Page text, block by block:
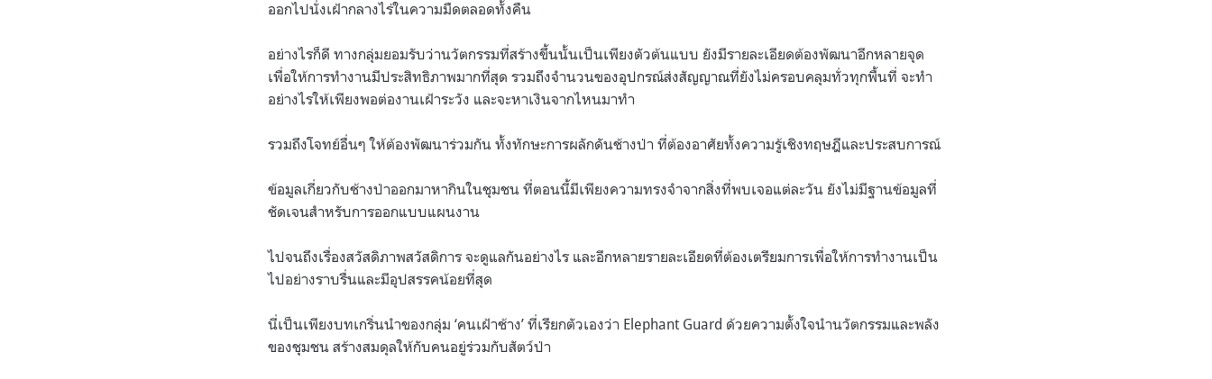
ออกไปนั่งเฝ้ากลางไร่ในความมืดตลอดทั้งคืน
อย่างไรก็ดี ทางกลุ่มยอมรับว่านวัตกรรมที่สร้างขึ้นนั้นเป็นเพียงตัวต้นแบบ ยังมีรายละเอียดต้องพัฒนาอีกหลายจุด
เพื่อให้การทำงานมีประสิทธิภาพมากที่สุด รวมถึงจำนวนของอุปกรณ์ส่งสัญญาณที่ยังไม่ครอบคลุมทั่วทุกพื้นที่ จะทำ
อย่างไรให้เพียงพอต่องานเฝ้าระวัง และจะหาเงินจากไหนมาทำ
รวมถึงโจทย์อื่นๆ ให้ต้องพัฒนาร่วมกัน ทั้งทักษะการผลักดันช้างป่า ที่ต้องอาศัยทั้งความรู้เชิงทฤษฎีและประสบการณ์
ข้อมูลเกี่ยวกับช้างป่าออกมาหากินในชุมชน ที่ตอนนี้มีเพียงความทรงจำจากสิ่งที่พบเจอแต่ละวัน ยังไม่มีฐานข้อมูลที่
ชัดเจนสำหรับการออกแบบแผนงาน
ไปจนถึงเรื่องสวัสดิภาพสวัสดิการ จะดูแลกันอย่างไร และอีกหลายรายละเอียดที่ต้องเตรียมการเพื่อให้การทำงานเป็น
ไปอย่างราบรื่นและมีอุปสรรคน้อยที่สุด
นี่เป็นเพียงบทเกริ่นนำของกลุ่ม ‘คนเฝ้าช้าง’ ที่เรียกตัวเองว่า Elephant Guard ด้วยความตั้งใจนำนวัตกรรมและพลัง
ของชุมชน สร้างสมดุลให้กับคนอยู่ร่วมกับสัตว์ป่า